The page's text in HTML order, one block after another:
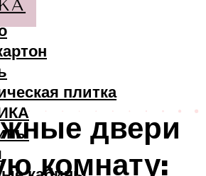
плитка
двери
комнату: